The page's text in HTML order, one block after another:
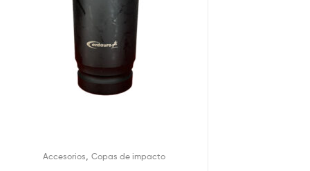
Accesorios Copas de impacto